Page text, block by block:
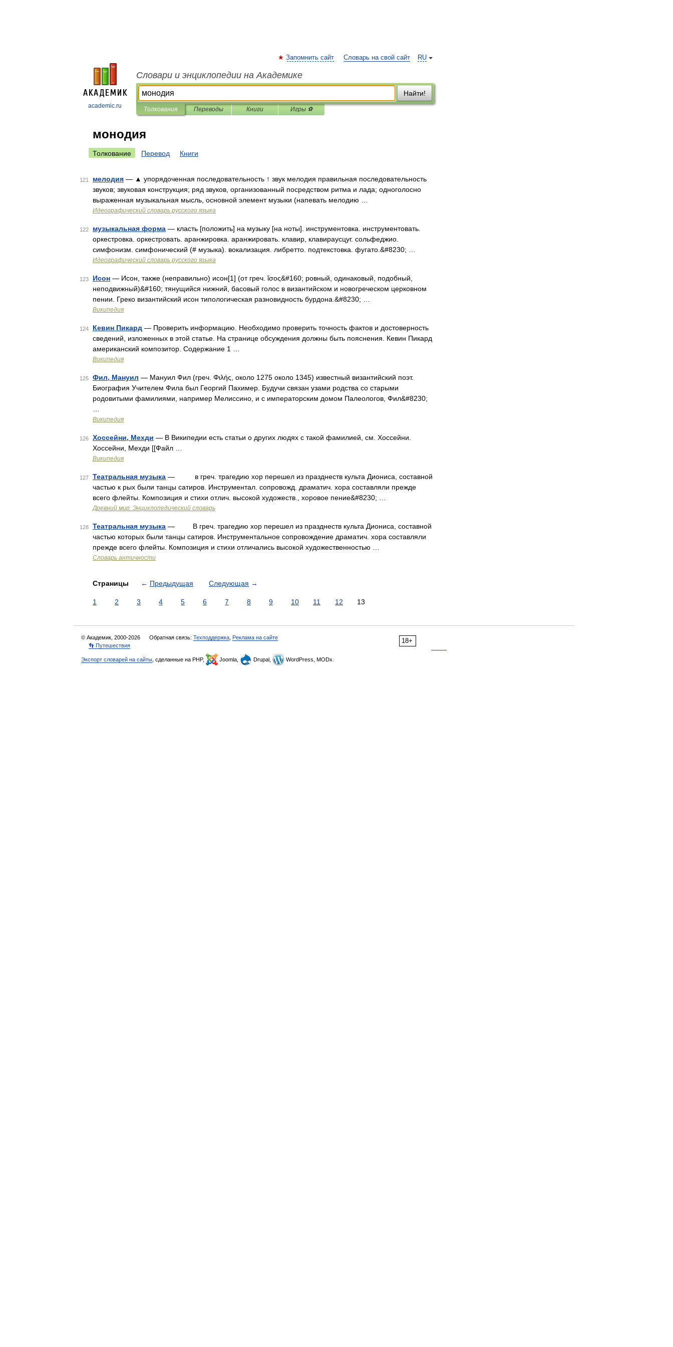
academic.ru
RU
Запомнить сайт Словарь на свой сайт
Словари и энциклопедии на Академике
Найти!
Толкования Переводы Книги Игры ⚽
монодия
Толкование Перевод Книги
121 мелодия — ▲ упорядоченная последовательность ↑ звук мелодия правильная последовательность
звуков; звуковая конструкция; ряд звуков, организованный посредством ритма и лада; одноголосно
выраженная музыкальная мысль, основной элемент музыки (напевать мелодию …
Идеографический словарь русского языка
122 музыкальная форма — класть [положить] на музыку [на ноты]. инструментовка. инструментовать.
оркестровка. оркестровать. аранжировка. аранжировать. клавир, клавираусцуг. сольфеджио.
симфонизм. симфонический (# музыка). вокализация. либретто. подтекстовка. фугато.&#8230; …
Идеографический словарь русского языка
123 Исон — Исон, также (неправильно) исон[1] (от греч. ἴσος&#160; ровный, одинаковый, подобный,
неподвижный)&#160; тянущийся нижний, басовый голос в византийском и новогреческом церковном
пении. Греко византийский исон типологическая разновидность бурдона.&#8230; …
Википедия
124 Кевин Пикард — Проверить информацию. Необходимо проверить точность фактов и достоверность
сведений, изложенных в этой статье. На странице обсуждения должны быть пояснения. Кевин Пикард
американский композитор. Содержание 1 …
Википедия
125 Фил, Мануил — Мануил Фил (греч. Φιλής, около 1275 около 1345) известный византийский поэт.
Биография Учителем Фила был Георгий Пахимер. Будучи связан узами родства со старыми
родовитыми фамилиями, например Мелиссино, и с императорским домом Палеологов, Фил&#8230;
Википедия
126 Хоссейни, Мехди — В Википедии есть статьи о других людях с такой фамилией, см. Хоссейни.
Хоссейни, Мехди [[Файл …
Википедия
127 Театральная музыка — в греч. трагедию хор перешел из празднеств культа Диониса, составной
частью к рых были танцы сатиров. Инструментал. сопровожд. драматич. хора составляли прежде
всего флейты. Композиция и стихи отлич. высокой художеств., хоровое пение&#8230; …
Древний мир. Энциклопедический словарь
128 Театральная музыка — В греч. трагедию хор перешел из празднеств культа Диониса, составной
частью которых были танцы сатиров. Инструментальное сопровождение драматич. хора составляли
прежде всего флейты. Композиция и стихи отличались высокой художественностью …
Словарь античности
Страницы ← Предыдущая Следующая →
1 2 3 4 5 6 7 8 9 10 11 12 13
18+
© Академик, 2000-2026 Обратная связь: Техподдержка Реклама на сайте
👣 Путешествия
Экспорт словарей на сайты , сделанные на PHP, Joomla, Drupal, WordPress, MODx.